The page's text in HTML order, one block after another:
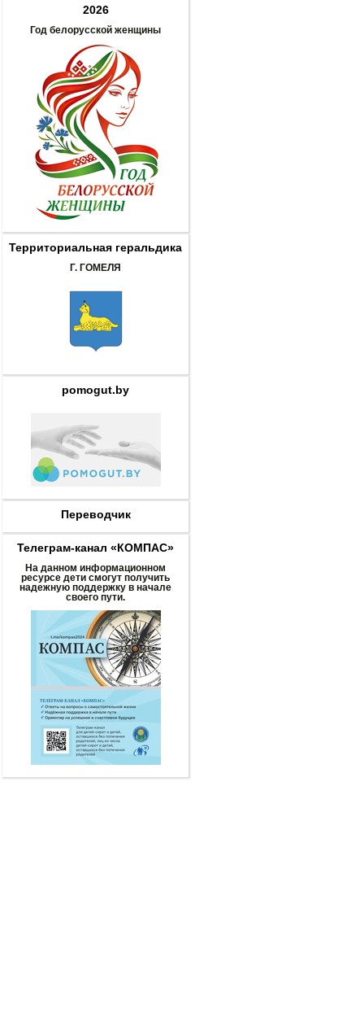
2026
Год белорусской женщины
Территориальная геральдика
Г. ГОМЕЛЯ
pomogut.by
Переводчик
Телеграм-канал «КОМПАС»
На данном информационном
ресурсе дети смогут получить
надежную поддержку в начале
своего пути.